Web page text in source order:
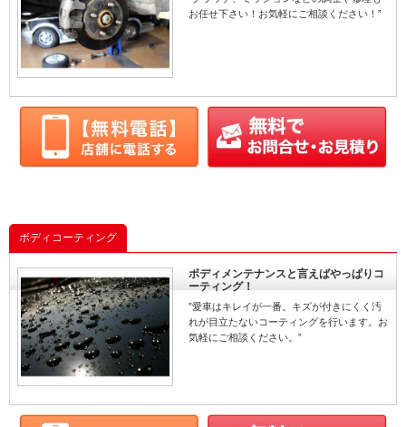
お任せ下さい！お気軽にご相談ください！”
ボディコーティング
ボディメンテナンスと言えばやっぱりコ
ーティング！
”愛車はキレイが一番。キズが付きにくく汚
れが目立たないコーティングを行います。お
気軽にご相談ください。”